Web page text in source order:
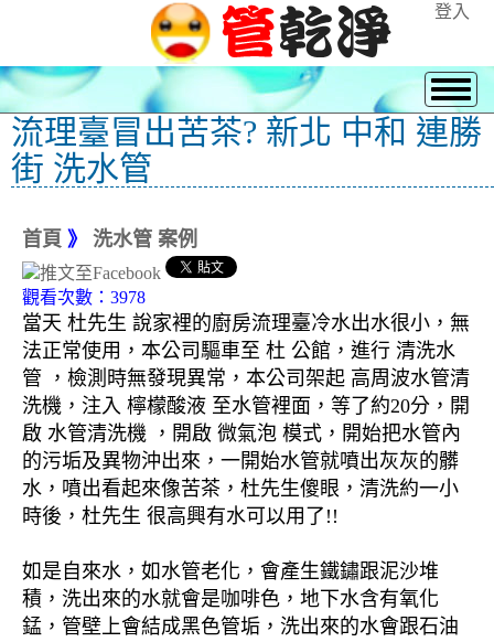
登入
流理臺冒出苦茶? 新北 中和 連勝
街 洗水管
首頁 》 洗水管 案例
觀看次數：3978
當天 杜先生 說家裡的廚房流理臺冷水出水很小，無
法正常使用，本公司驅車至 杜 公館，進行 清洗水
管 ，檢測時無發現異常，本公司架起 高周波水管清
洗機，注入 檸檬酸液 至水管裡面，等了約20分，開
啟 水管清洗機 ，開啟 微氣泡 模式，開始把水管內
的污垢及異物沖出來，一開始水管就噴出灰灰的髒
水，噴出看起來像苦茶，杜先生傻眼，清洗約一小
時後，杜先生 很高興有水可以用了!!
如是自來水，如水管老化，會產生鐵鏽跟泥沙堆
積，洗出來的水就會是咖啡色，地下水含有氧化
錳，管壁上會結成黑色管垢，洗出來的水會跟石油